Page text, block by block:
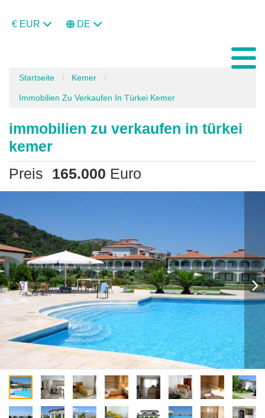
€ EUR DE
Startseite Kemer
Immobilien Zu Verkaufen In Türkei Kemer
immobilien zu verkaufen in türkei
kemer
Preis
165.000 Euro